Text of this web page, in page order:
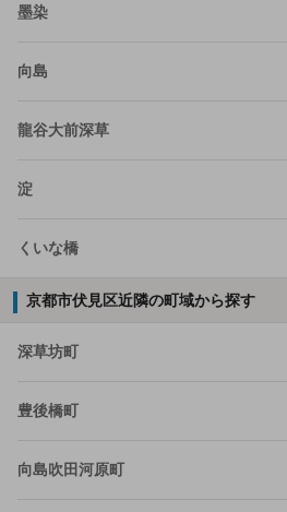
墨染
向島
龍谷大前深草
淀
くいな橋
京都市伏見区近隣の町域から探す
深草坊町
豊後橋町
向島吹田河原町